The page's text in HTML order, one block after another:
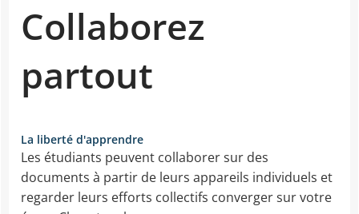
Collaborez
partout
La liberté d'apprendre
Les étudiants peuvent collaborer sur des
documents à partir de leurs appareils individuels et
regarder leurs efforts collectifs converger sur votre